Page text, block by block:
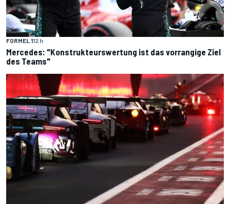
FORMEL 112 h
Mercedes: "Konstrukteurswertung ist das vorrangige Ziel
des Teams"